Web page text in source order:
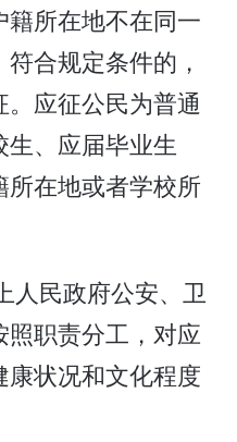
所在地不在同一
合规定条件的，
应征公民为普通
、应届毕业生
在地或者学校所
人民政府公安、卫
职责分工，对应
状况和文化程度